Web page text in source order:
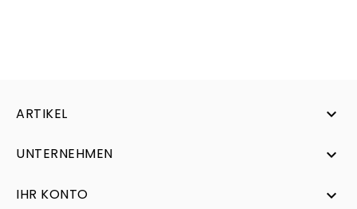
ARTIKEL 
UNTERNEHMEN 
IHR KONTO 